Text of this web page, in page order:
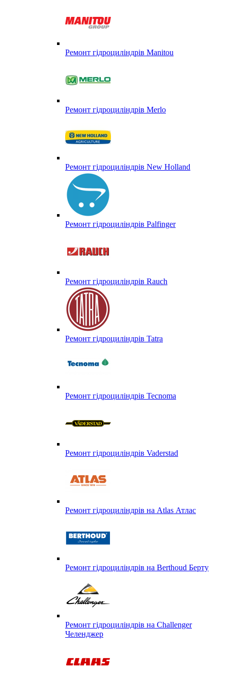
Ремонт гідроциліндрів Manitou
Ремонт гідроциліндрів Merlo
Ремонт гідроциліндрів New Holland
Ремонт гідроциліндрів Palfinger
Ремонт гідроциліндрів Rauch
Ремонт гідроциліндрів Tatra
Ремонт гідроциліндрів Tecnoma
Ремонт гідроциліндрів Vaderstad
Ремонт гідроциліндрів на Atlas Атлас
Ремонт гідроциліндрів на Berthoud Берту
Ремонт гідроциліндрів на Challenger
Челенджер